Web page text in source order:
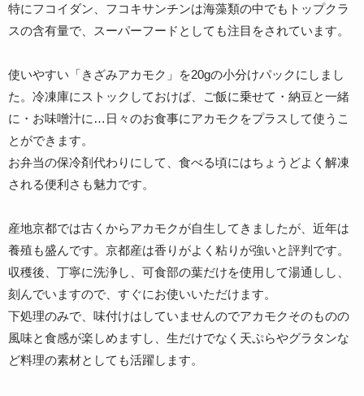
特にフコイダン、フコキサンチンは海藻類の中でもトップクラ
スの含有量で、スーパーフードとしても注目をされています。
使いやすい「きざみアカモク」を20gの小分けパックにしまし
た。冷凍庫にストックしておけば、ご飯に乗せて・納豆と一緒
に・お味噌汁に…日々のお食事にアカモクをプラスして使うこ
とができます。
お弁当の保冷剤代わりにして、食べる頃にはちょうどよく解凍
される便利さも魅力です。
産地京都では古くからアカモクが自生してきましたが、近年は
養殖も盛んです。京都産は香りがよく粘りが強いと評判です。
収穫後、丁寧に洗浄し、可食部の葉だけを使用して湯通しし、
刻んでいますので、すぐにお使いいただけます。
下処理のみで、味付けはしていませんのでアカモクそのものの
風味と食感が楽しめますし、生だけでなく天ぷらやグラタンな
ど料理の素材としても活躍します。